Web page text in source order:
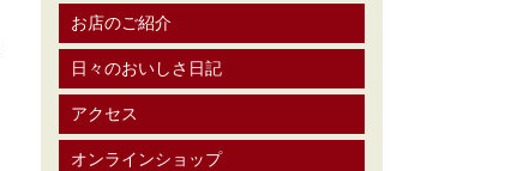
お店のご紹介
日々のおいしさ日記
アクセス
オンラインショップ